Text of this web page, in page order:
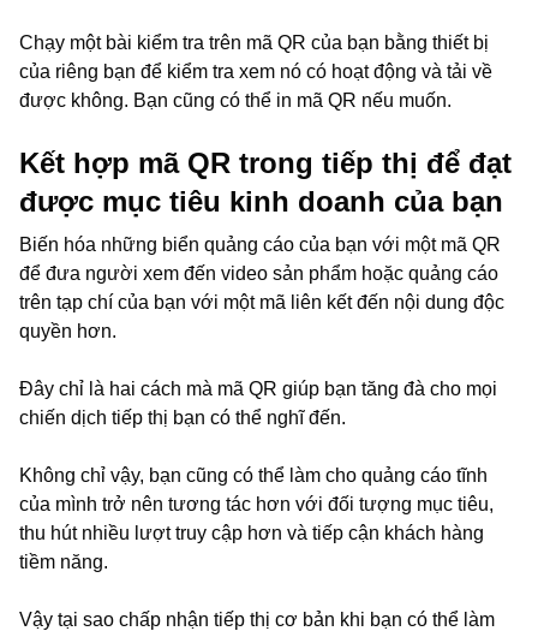
Chạy một bài kiểm tra trên mã QR của bạn bằng thiết bị
của riêng bạn để kiểm tra xem nó có hoạt động và tải về
được không. Bạn cũng có thể in mã QR nếu muốn.
Kết hợp mã QR trong tiếp thị để đạt
được mục tiêu kinh doanh của bạn
Biến hóa những biển quảng cáo của bạn với một mã QR
để đưa người xem đến video sản phẩm hoặc quảng cáo
trên tạp chí của bạn với một mã liên kết đến nội dung độc
quyền hơn.
Đây chỉ là hai cách mà mã QR giúp bạn tăng đà cho mọi
chiến dịch tiếp thị bạn có thể nghĩ đến.
Không chỉ vậy, bạn cũng có thể làm cho quảng cáo tĩnh
của mình trở nên tương tác hơn với đối tượng mục tiêu,
thu hút nhiều lượt truy cập hơn và tiếp cận khách hàng
tiềm năng.
Vậy tại sao chấp nhận tiếp thị cơ bản khi bạn có thể làm